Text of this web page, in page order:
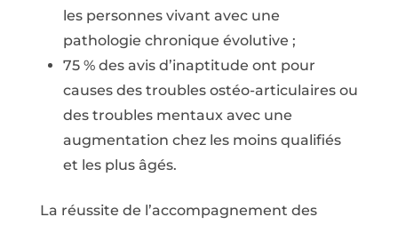
les personnes vivant avec une
pathologie chronique évolutive ;
75 % des avis d’inaptitude ont pour
causes des troubles ostéo-articulaires ou
des troubles mentaux avec une
augmentation chez les moins qualifiés
et les plus âgés.
La réussite de l’accompagnement des